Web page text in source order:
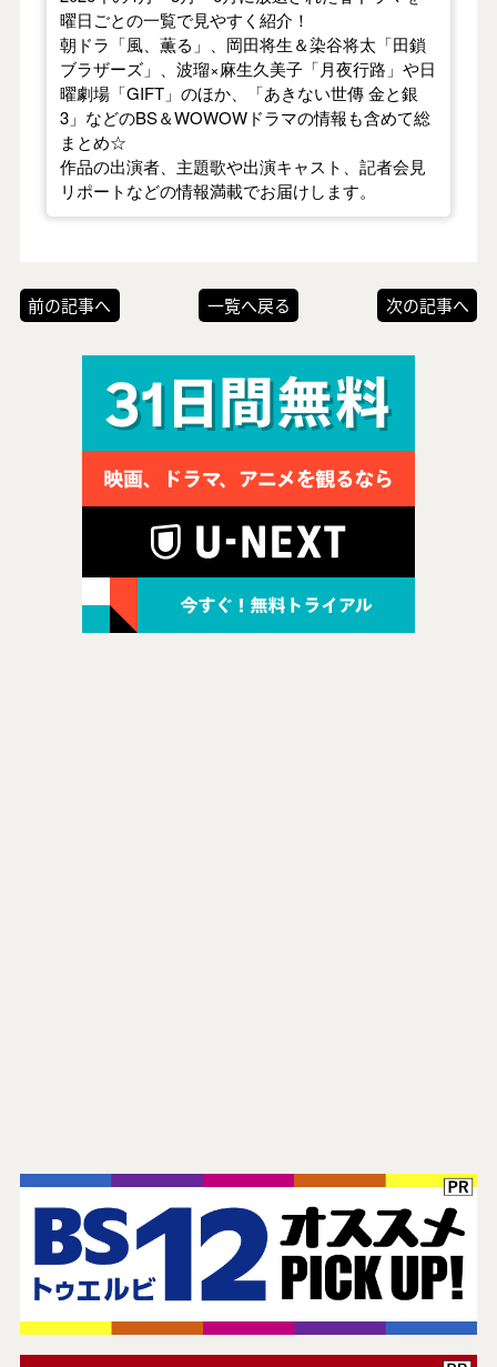
曜日ごとの一覧で見やすく紹介！
朝ドラ「風、薫る」、岡田将生＆染谷将太「田鎖
ブラザーズ」、波瑠×麻生久美子「月夜行路」や日
曜劇場「GIFT」のほか、「あきない世傳 金と銀
3」などのBS＆WOWOWドラマの情報も含めて総
まとめ☆
作品の出演者、主題歌や出演キャスト、記者会見
リポートなどの情報満載でお届けします。
前の記事へ 一覧へ戻る 次の記事へ